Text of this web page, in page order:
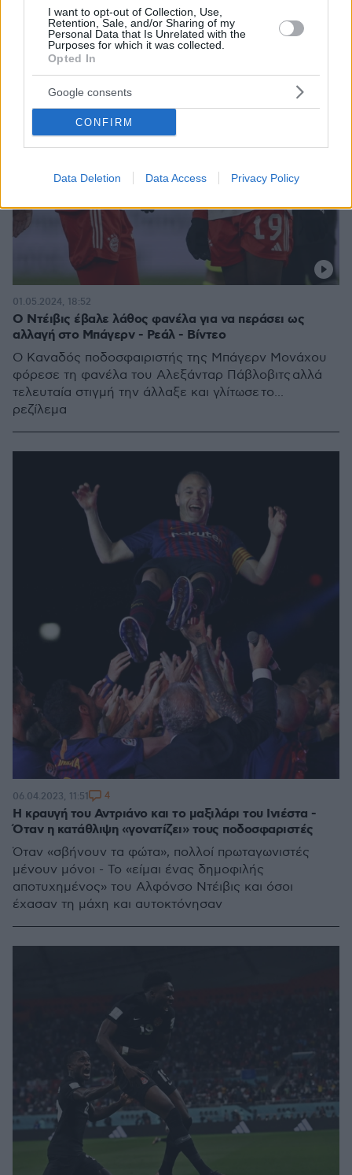
I want to opt-out of Collection, Use,
Retention, Sale, and/or Sharing of my
Personal Data that Is Unrelated with the
Purposes for which it was collected.
Opted In
Google consents
CONFIRM
Data Deletion Data Access Privacy Policy
Ο Ντέιβις έβαλε λάθος φανέλα για να περάσει ως
αλλαγή στο Μπάγερν - Ρεάλ - Βίντεο
Ο Καναδός ποδοσφαιριστής της Μπάγερν Μονάχου
φόρεσε τη φανέλα του Αλεξάνταρ Πάβλοβιτς αλλά
τελευταία στιγμή την άλλαξε και γλίτωσε το...
ρεζίλεμα
01.05.2024, 18:52
Η κραυγή του Αντριάνο και το μαξιλάρι του Ινιέστα -
Όταν η κατάθλιψη «γονατίζει» τους ποδοσφαριστές
Όταν «σβήνουν τα φώτα», πολλοί πρωταγωνιστές
μένουν μόνοι - Το «είμαι ένας δημοφιλής
αποτυχημένος» του Αλφόνσο Ντέιβις και όσοι
έχασαν τη μάχη και αυτοκτόνησαν
06.04.2023, 11:51 4